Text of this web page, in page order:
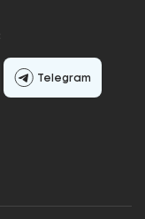
Telegram